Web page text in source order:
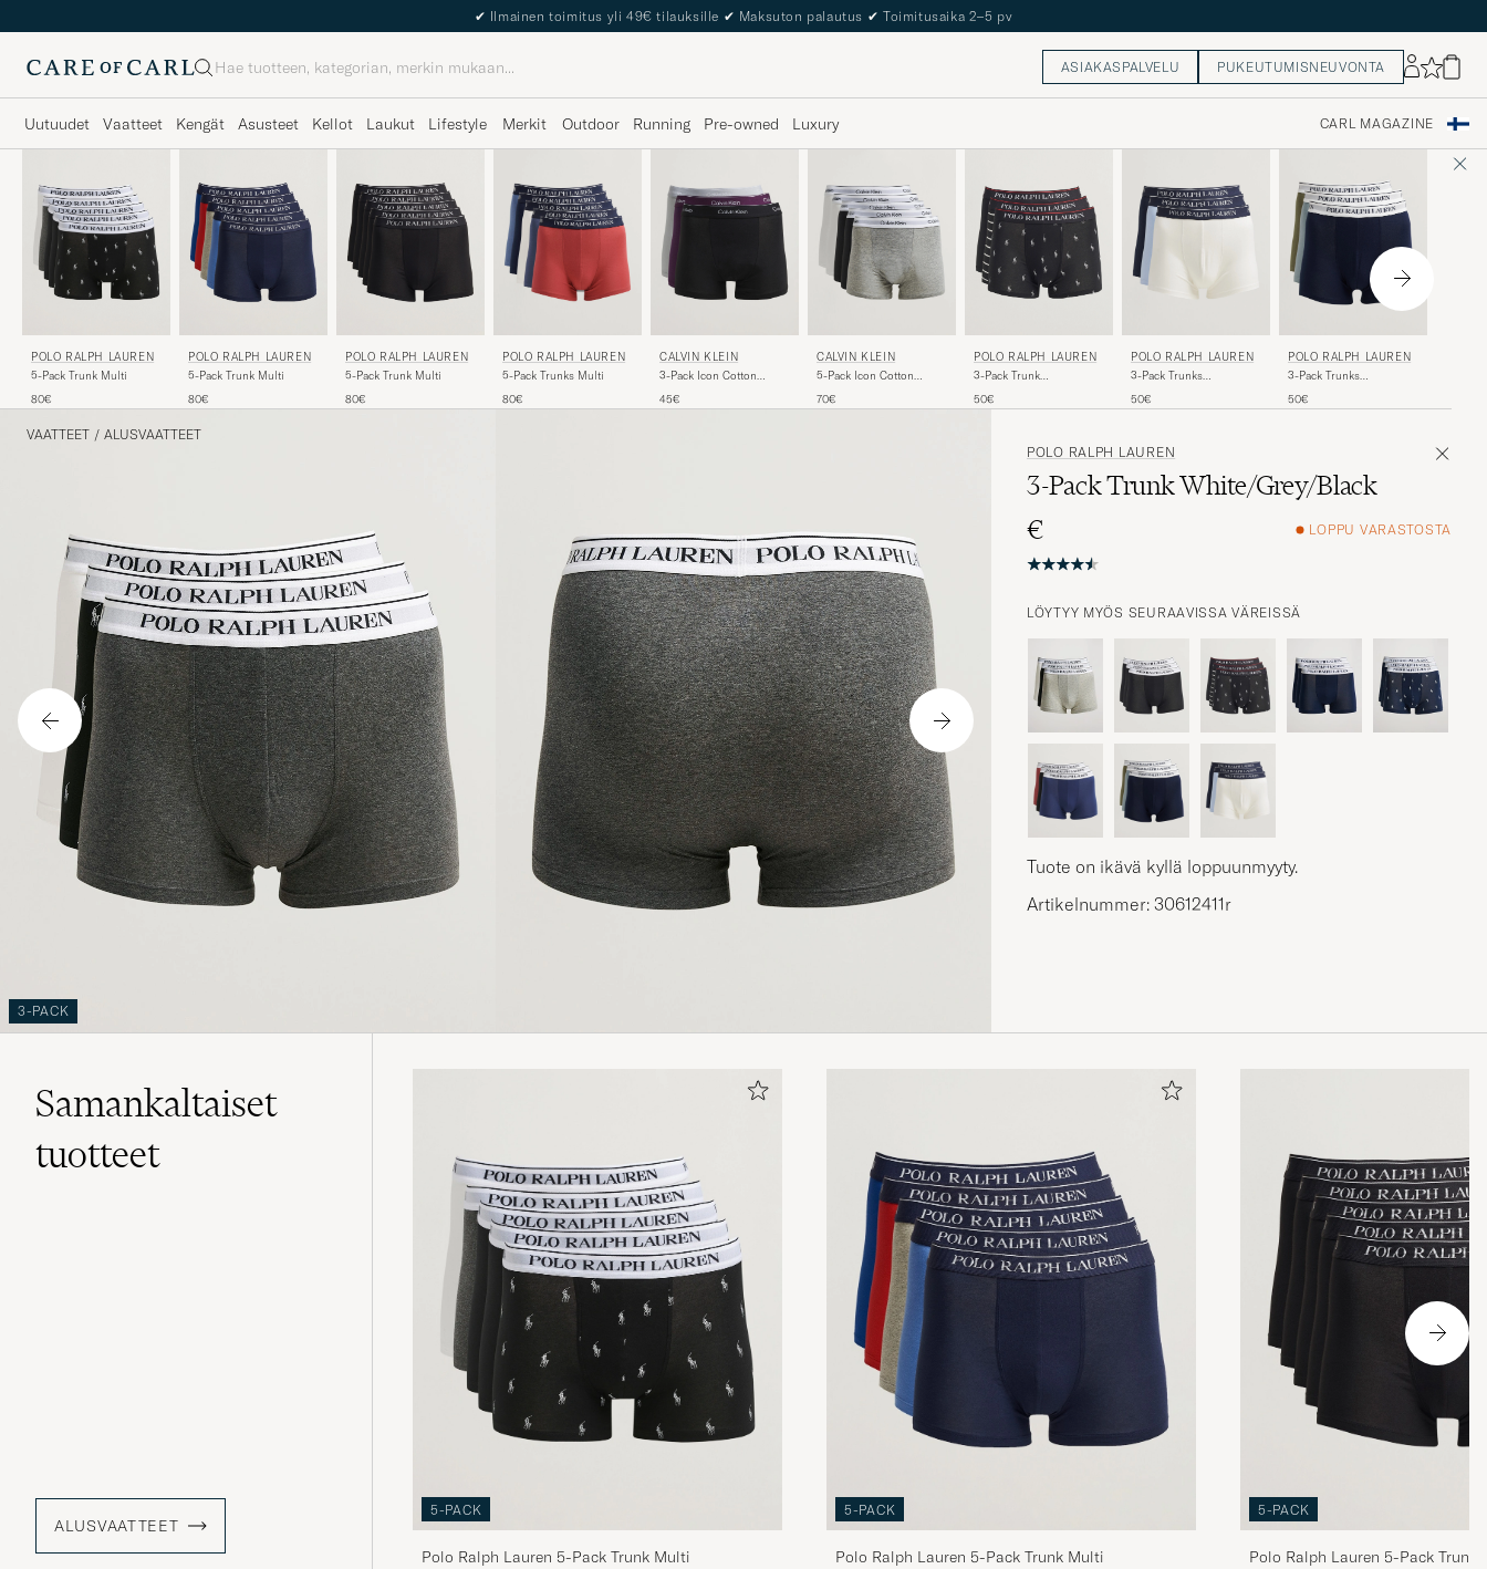
The Care of Carl Passport
Haku ASIAKASPALVELU PUKEUTUMISNEUVONTA
Uutuudet Vaatteet Kengät Asusteet Kellot Laukut Lifestyle Merkit Outdoor Running Pre-owned Luxury CARL MAGAZINE
POLO RALPH LAUREN
5-Pack Trunk Multi
80€
POLO RALPH LAUREN
5-Pack Trunk Multi
80€
POLO RALPH LAUREN
5-Pack Trunk Multi
80€
POLO RALPH LAUREN
5-Pack Trunks Multi
80€
CALVIN KLEIN
3-Pack Icon Cotton
Black/Grey/Purple
45€
CALVIN KLEIN
5-Pack Icon Cotton
White/Black/Grey
70€
POLO RALPH LAUREN
3-Pack Trunk
50€
POLO RALPH LAUREN
3-Pack Trunks
50€
POLO RALPH LAUREN
3-Pack Trunks
50€
Black/
VAATTEET / ALUSVAATTEET
3-PACK
Muita vaihtoehtoja?
SAMANKALTAISIA TUOTTEITA
POLO RALPH LAUREN
3-Pack Trunk White/Grey/Black
€
LOPPU VARASTOSTA
LÖYTYY MYÖS SEURAAVISSA VÄREISSÄ
Tuote on ikävä kyllä loppuunmyyty.
Artikelnummer: 30612411r
Samankaltaiset
tuotteet
ALUSVAATTEET
5-PACK
Polo Ralph Lauren 5-Pack Trunk Multi
5-PACK
Polo Ralph Lauren 5-Pack Trunk Multi
5-PACK
Polo Ralph Lauren 5-Pack Trunk